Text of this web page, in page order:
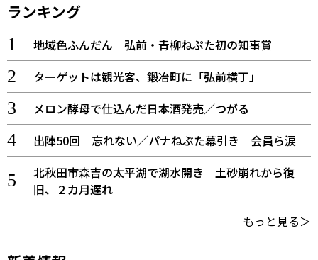
ランキング
地域色ふんだん 弘前・青柳ねぷた初の知事賞
ターゲットは観光客、鍛冶町に「弘前横丁」
メロン酵母で仕込んだ日本酒発売／つがる
出陣50回 忘れない／パナねぶた幕引き 会員ら涙
北秋田市森吉の太平湖で湖水開き 土砂崩れから復
旧、２カ月遅れ
もっと見る＞